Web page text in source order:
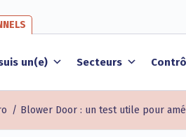
un(e) Secteurs
/ Blower Door : un test utile pour